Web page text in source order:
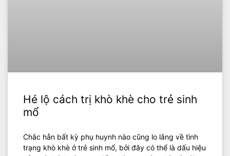
Hé lộ cách trị khò khè cho trẻ sinh
mổ
Chắc hẳn bất kỳ phụ huynh nào cũng lo lắng về tình
trạng khò khè ở trẻ sinh mổ, bởi đây có thể là dấu hiệu